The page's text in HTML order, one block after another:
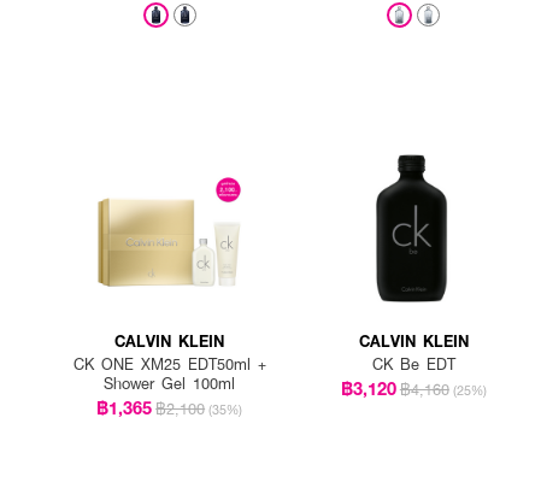
CALVIN KLEIN
CK ONE XM25 EDT50ml +
Shower Gel 100ml
฿1,365฿2,100 (35%)
CALVIN KLEIN
CK Be EDT
฿3,120฿4,160 (25%)